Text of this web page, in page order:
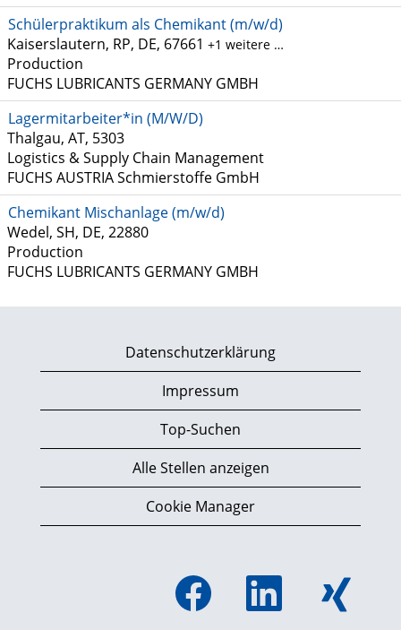
Schülerpraktikum als Chemikant (m/w/d)
Kaiserslautern, RP, DE, 67661 +1 weitere …
Production
FUCHS LUBRICANTS GERMANY GMBH
Lagermitarbeiter*in (M/W/D)
Thalgau, AT, 5303
Logistics & Supply Chain Management
FUCHS AUSTRIA Schmierstoffe GmbH
Chemikant Mischanlage (m/w/d)
Wedel, SH, DE, 22880
Production
FUCHS LUBRICANTS GERMANY GMBH
Datenschutzerklärung
Impressum
Top-Suchen
Alle Stellen anzeigen
Cookie Manager
W
r
W
r